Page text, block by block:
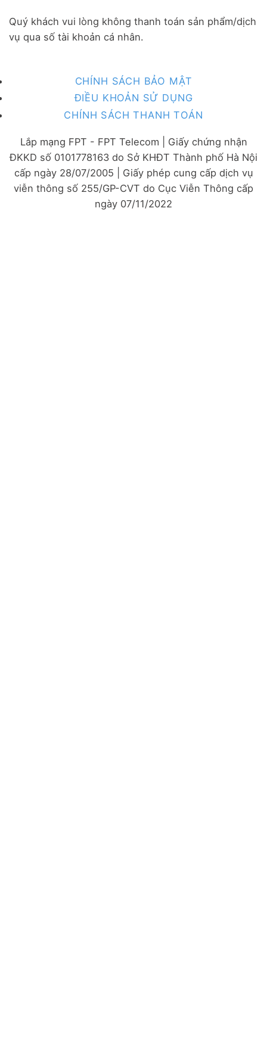
Quý khách vui lòng không thanh toán sản phẩm/dịch
vụ qua số tài khoản cá nhân.
CHÍNH SÁCH BẢO MẬT
ĐIỀU KHOẢN SỬ DỤNG
CHÍNH SÁCH THANH TOÁN
Lắp mạng FPT - FPT Telecom | Giấy chứng nhận
ĐKKD số 0101778163 do Sở KHĐT Thành phố Hà Nội
cấp ngày 28/07/2005 | Giấy phép cung cấp dịch vụ
viễn thông số 255/GP-CVT do Cục Viễn Thông cấp
ngày 07/11/2022